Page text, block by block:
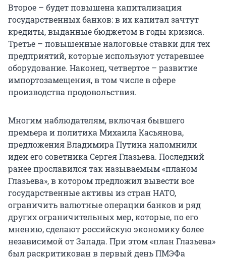
Второе – будет повышена капитализация
государственных банков: в их капитал зачтут
кредиты, выданные бюджетом в годы кризиса.
Третье – повышенные налоговые ставки для тех
предприятий, которые используют устаревшее
оборудование. Наконец, четвертое – развитие
импортозамещения, в том числе в сфере
производства продовольствия.
Многим наблюдателям, включая бывшего
премьера и политика Михаила Касьянова,
предложения Владимира Путина напомнили
идеи его советника Сергея Глазьева. Последний
ранее прославился так называемым «планом
Глазьева», в котором предложил вывести все
государственные активы из стран НАТО,
ограничить валютные операции банков и ряд
других ограничительных мер, которые, по его
мнению, сделают российскую экономику более
независимой от Запада. При этом «план Глазьева»
был раскритикован в первый день ПМЭФа